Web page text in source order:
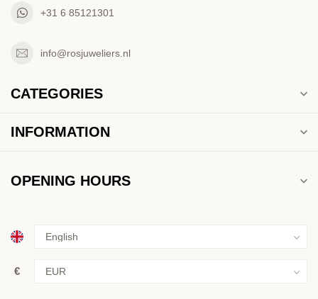
+31 6 85121301
info@rosjuweliers.nl
CATEGORIES
INFORMATION
OPENING HOURS
€